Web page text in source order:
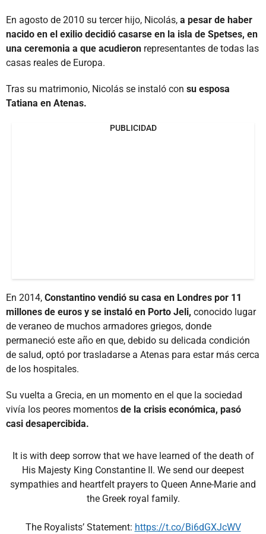
En agosto de 2010 su tercer hijo, Nicolás, a pesar de haber
nacido en el exilio decidió casarse en la isla de Spetses, en
una ceremonia a que acudieron representantes de todas las
casas reales de Europa.
Tras su matrimonio, Nicolás se instaló con su esposa
Tatiana en Atenas.
PUBLICIDAD
En 2014, Constantino vendió su casa en Londres por 11
millones de euros y se instaló en Porto Jeli, conocido lugar
de veraneo de muchos armadores griegos, donde
permaneció este año en que, debido su delicada condición
de salud, optó por trasladarse a Atenas para estar más cerca
de los hospitales.
Su vuelta a Grecia, en un momento en el que la sociedad
vivía los peores momentos de la crisis económica, pasó
casi desapercibida.
It is with deep sorrow that we have learned of the death of
His Majesty King Constantine II. We send our deepest
sympathies and heartfelt prayers to Queen Anne-Marie and
the Greek royal family.
The Royalists’ Statement: https://t.co/Bi6dGXJcWV